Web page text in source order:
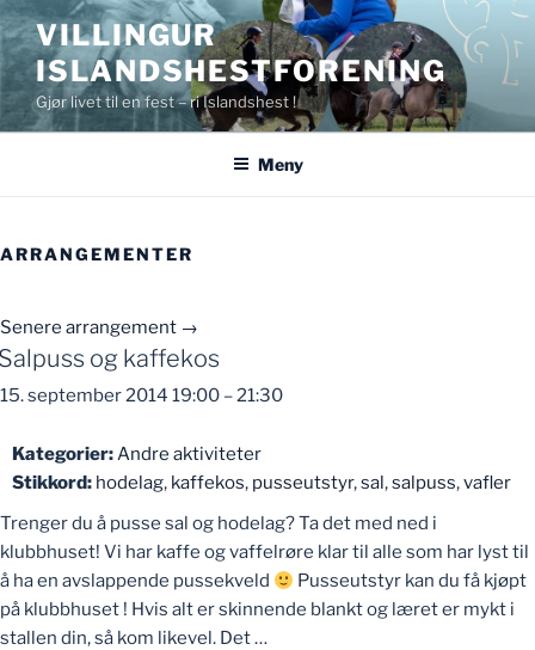
Gå
til
innhold
VILLINGUR
ISLANDSHESTFORENING
Gjør livet til en fest – ri Islandshest !
Meny
ARRANGEMENTER
Senere arrangement →
og kaffekos
15. september 2014 19:00 –21:30
Kategorier:Andre aktiviteter
Stikkord: hodelag, kaffekos, pusseutstyr,sal,salpuss,vafler
Trenger du å pusse sal og hodelag? Ta det med ned i
klubbhuset! Vi har kaffe og vaffelrøre klar til alle som har lyst til
å ha en avslappende pussekveld
Pusseutstyr kan du få kjøpt
på klubbhuset ! Hvis alt er skinnende blankt og læret er mykt i
stallen din, så kom likevel. Det …